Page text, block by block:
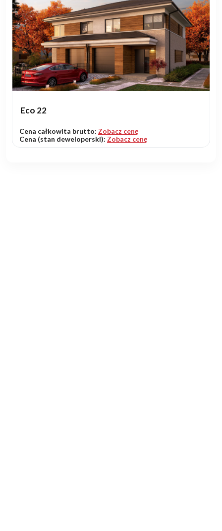
Eco 22
Cena całkowita brutto: Zobacz cenę
Cena (stan deweloperski): Zobacz cenę